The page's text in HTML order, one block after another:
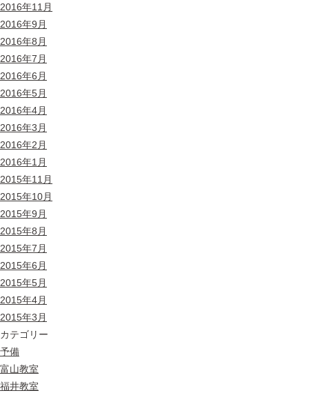
2016年11月
2016年9月
2016年8月
2016年7月
2016年6月
2016年5月
2016年4月
2016年3月
2016年2月
2016年1月
2015年11月
2015年10月
2015年9月
2015年8月
2015年7月
2015年6月
2015年5月
2015年4月
2015年3月
カテゴリー
予備
富山教室
福井教室